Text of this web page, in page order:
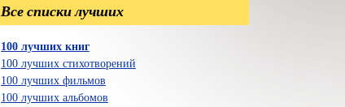
Все списки лучших
100 лучших книг
100 лучших стихотворений
100 лучших фильмов
100 лучших альбомов